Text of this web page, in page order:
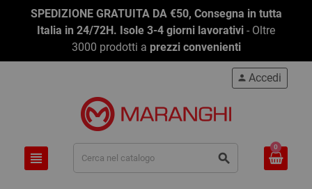
SPEDIZIONE GRATUITA DA €50, Consegna in tutta
Italia in 24/72H. Isole 3-4 giorni lavorativi - Oltre
3000 prodotti a prezzi convenienti
view_headline search
person Accedi
0